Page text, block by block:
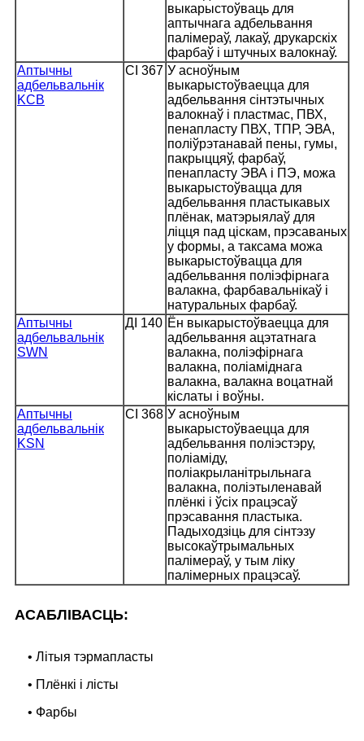
выкарыстоўваць для
аптычнага адбельвання
палімераў, лакаў, друкарскіх
фарбаў і штучных валокнаў.
Аптычны
адбельвальнік
KCB
CI 367 У асноўным
выкарыстоўваецца для
адбельвання сінтэтычных
валокнаў і пластмас, ПВХ,
пенапласту ПВХ, ТПР, ЭВА,
поліўрэтанавай пены, гумы,
пакрыццяў, фарбаў,
пенапласту ЭВА і ПЭ, можа
выкарыстоўвацца для
адбельвання пластыкавых
плёнак, матэрыялаў для
ліцця пад ціскам, прэсаваных
у формы, а таксама можа
выкарыстоўвацца для
адбельвання поліэфірнага
валакна, фарбавальнікаў і
натуральных фарбаў.
Аптычны
адбельвальнік
SWN
ДІ 140 Ён выкарыстоўваецца для
адбельвання ацэтатнага
валакна, поліэфірнага
валакна, поліаміднага
валакна, валакна воцатнай
кіслаты і воўны.
Аптычны
адбельвальнік
KSN
CI 368 У асноўным
выкарыстоўваецца для
адбельвання поліэстэру,
поліаміду,
поліакрыланітрыльнага
валакна, поліэтыленавай
плёнкі і ўсіх працэсаў
прэсавання пластыка.
Падыходзіць для сінтэзу
высокаўтрымальных
палімераў, у тым ліку
палімерных працэсаў.
АСАБЛІВАСЦЬ:
• Літыя тэрмапласты
• Плёнкі і лісты
• Фарбы